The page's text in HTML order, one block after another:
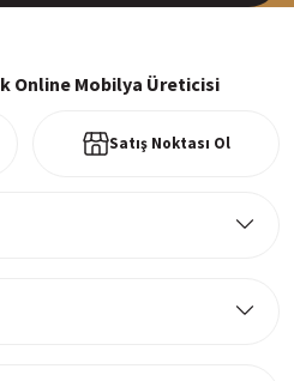
Online Mobilya Üreticisi
Satış Noktası Ol